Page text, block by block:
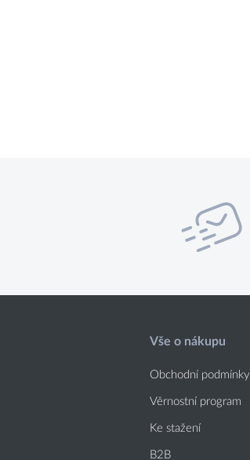
Vše o nákupu
Obchodní podmínky
Věrnostní program
Ke stažení
B2B